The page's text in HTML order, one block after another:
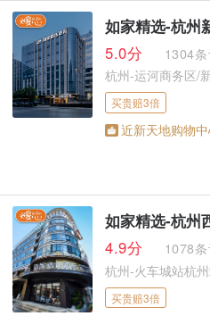
如家精选-杭州
5.0分
1304
杭州-运河商务区/
买贵赔3倍
近新天地购物
如家精选-杭州
4.9分
1078
杭州-火车城站杭
买贵赔3倍